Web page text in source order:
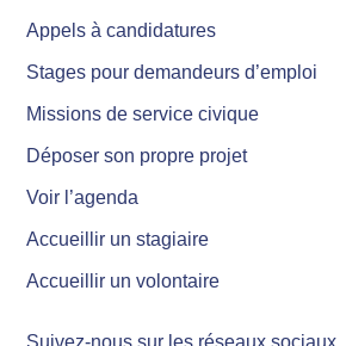
Appels à candidatures
Stages pour demandeurs d’emploi
Missions de service civique
Déposer son propre projet
Voir l’agenda
Accueillir un stagiaire
Accueillir un volontaire
Suivez-nous sur les réseaux sociaux